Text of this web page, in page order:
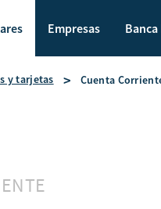
Empresas
y tarjetas Cuenta